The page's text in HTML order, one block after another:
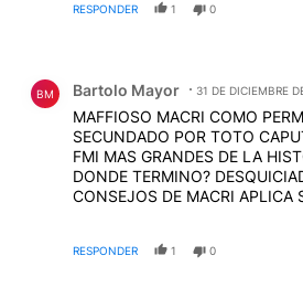
ASI LO INVITARON AL
RESPONDER 1 0
BM Bartolo Mayor 31 DE DICIEMBRE
MAFFIOSO MACRI COMO
SECUNDADO POR TOTO
FMI MAS GRANDES DE LA HISTORIA NO
DONDE TERMINO?
CONSEJOS DE MACRI APLICA
DELIRANTE, ACTOR
ABISMO POR ESTO
RESPONDER 1 0